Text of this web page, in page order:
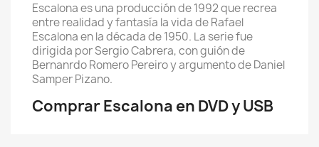
Escalona es una producción de 1992 que recrea
entre realidad y fantasía la vida de Rafael
Escalona en la década de 1950. La serie fue
dirigida por Sergio Cabrera, con guión de
Bernanrdo Romero Pereiro y argumento de Daniel
Samper Pizano.
Comprar Escalona en DVD y USB